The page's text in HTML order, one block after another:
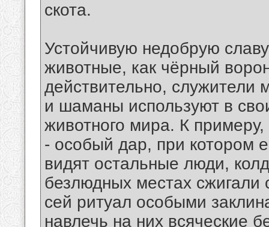
скота.
Устойчивую недобрую
животные, как чёрный
действительно, служители
и шаманы используют в
животного мира. К
- особый дар, при котором
видят остальные люди,
безлюдных местах
сей ритуал особыми
навлечь на них всяческие